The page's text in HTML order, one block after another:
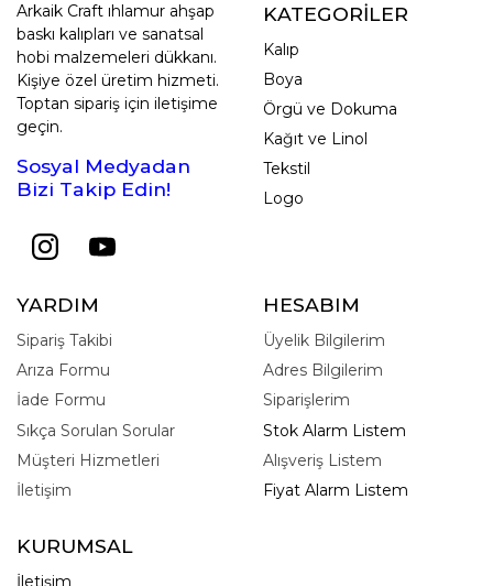
Arkaik Craft ıhlamur ahşap
baskı kalıpları ve sanatsal
hobi malzemeleri dükkanı.
Kişiye özel üretim hizmeti.
Toptan sipariş için iletişime
geçin.
Sosyal Medyadan
Bizi Takip Edin!
KATEGORİLER
Kalıp
Boya
Örgü ve Dokuma
Kağıt ve Linol
Tekstil
Logo
YARDIM
Sipariş Takibi
Arıza Formu
İade Formu
Sıkça Sorulan Sorular
Müşteri Hizmetleri
İletişim
HESABIM
Üyelik Bilgilerim
Adres Bilgilerim
Siparişlerim
Stok Alarm Listem
Alışveriş Listem
Fiyat Alarm Listem
KURUMSAL
İletişim